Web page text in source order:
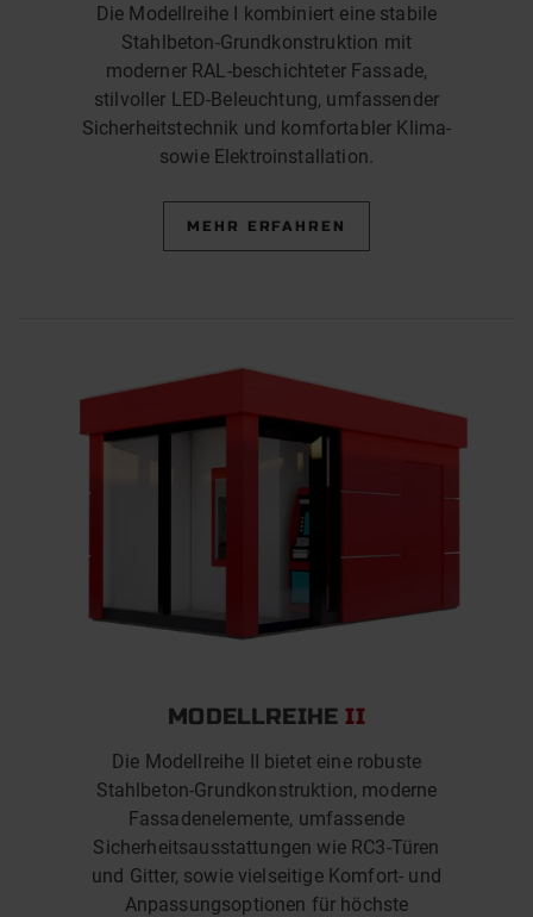
Die Modellreihe I kombiniert eine stabile
Stahlbeton-Grundkonstruktion mit
moderner RAL-beschichteter Fassade,
stilvoller LED-Beleuchtung, umfassender
Sicherheitstechnik und komfortabler Klima-
sowie Elektroinstallation.
MEHR ERFAHREN
MODELLREIHEII
Die Modellreihe II bietet eine robuste
Stahlbeton-Grundkonstruktion, moderne
Fassadenelemente, umfassende
Sicherheitsausstattungen wie RC3-Türen
und Gitter, sowie vielseitige Komfort- und
Anpassungsoptionen für höchste